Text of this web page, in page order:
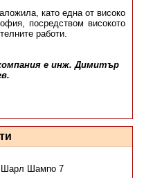
като еднa от високо
посредством високото
работи.
е инж. Димитър
Шарл Шампо 7